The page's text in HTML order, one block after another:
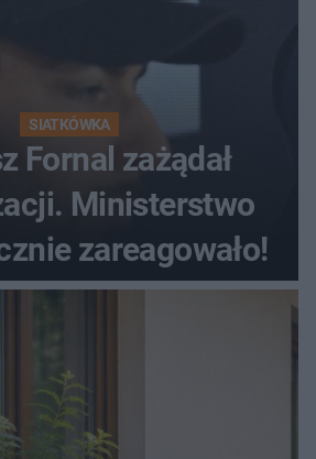
SIATKÓWKA
Fornal zażądał
Ministerstwo
zareagowało!